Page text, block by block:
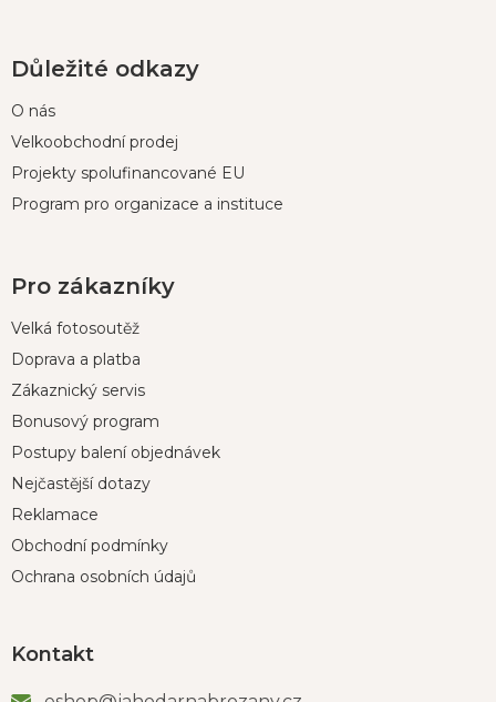
Důležité odkazy
O nás
Velkoobchodní prodej
Projekty spolufinancované EU
Program pro organizace a instituce
Pro zákazníky
Velká fotosoutěž
Doprava a platba
Zákaznický servis
Bonusový program
Postupy balení objednávek
Nejčastější dotazy
Reklamace
Obchodní podmínky
Ochrana osobních údajů
Kontakt